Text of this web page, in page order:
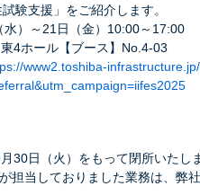
験支援」をご紹介します。
～21日（金）10:00～17:00
4ホール【ブース】No.4-03
www2.toshiba-
30日（火）をもって閉所いたし
担当しておりました業務は、弊